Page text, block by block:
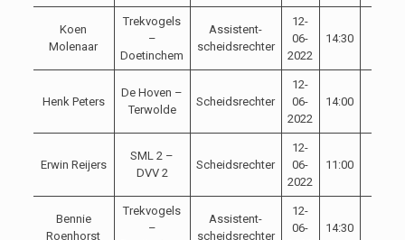
Koen
Molenaar
Trekvogels
–
Doetinchem
Assistent-
scheidsrechter
12-
06-
2022
14:30
Henk Peters
De Hoven –
Terwolde
Scheidsrechter
12-
06-
2022
14:00
Erwin Reijers
SML 2 –
DVV 2
Scheidsrechter
12-
06-
2022
11:00
Bennie
Roenhorst
Trekvogels
–
Assistent-
scheidsrechter
12-
06-
14:30